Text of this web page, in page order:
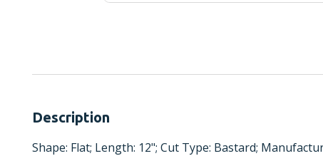
Description
Shape: Flat; Length: 12"; Cut Type: Bastard;